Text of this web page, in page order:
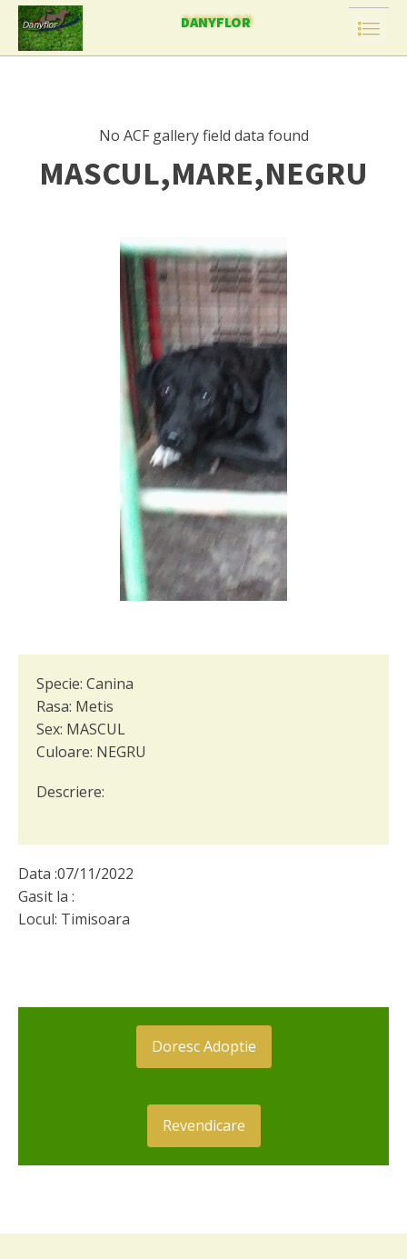
DANYFLOR
No ACF gallery field data found
MASCUL,MARE,NEGRU
Specie: Canina
Rasa: Metis
Sex: MASCUL
Culoare: NEGRU
Descriere:
Data :07/11/2022
Gasit la :
Locul: Timisoara
Doresc Adoptie
Revendicare